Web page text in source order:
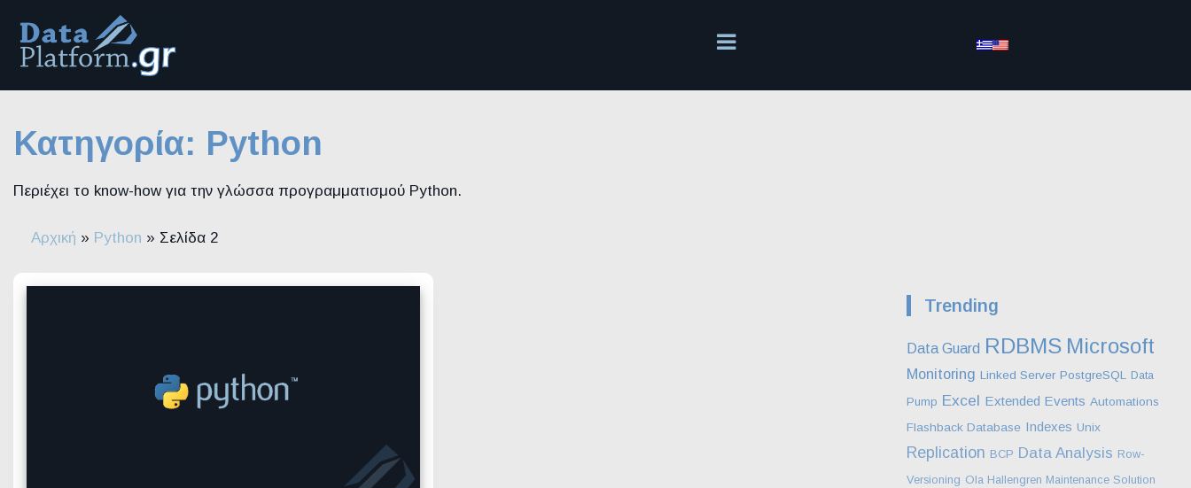
στο
περιεχόμενο
Κατηγορία: Python
Περιέχει το know-how για την γλώσσα προγραμματισμού Python.
Αρχική » Python » Σελίδα 2
Trending
Data Guard RDBMS Microsoft
Monitoring Linked Server PostgreSQL Data
Pump Excel Extended Events Automations
Flashback Database Indexes Unix
Replication BCP Data Analysis Row-
Versioning Ola Hallengren Maintenance Solution